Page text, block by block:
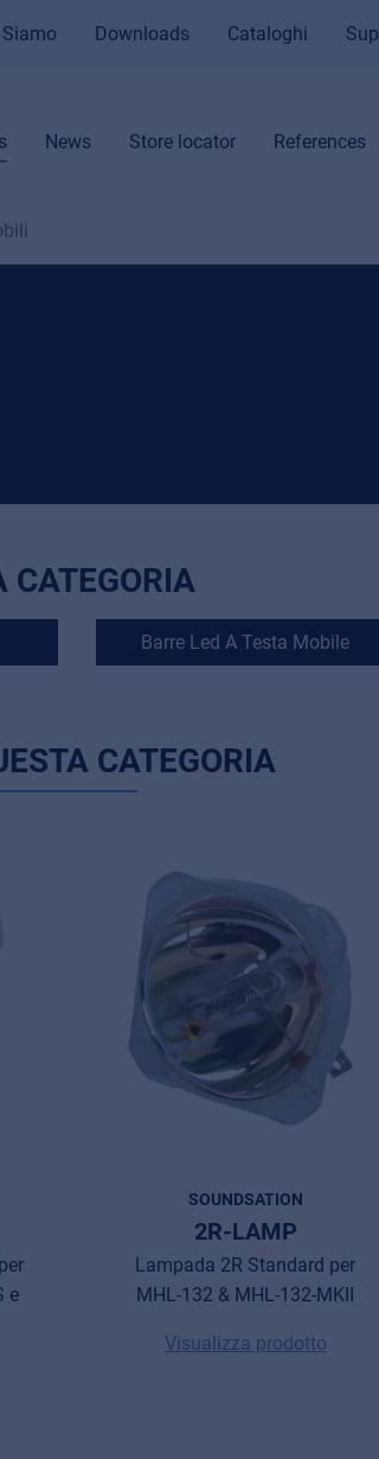
Downloads Cataloghi
News Store locator References
CATEGORIA
Barre Led A Testa Mobile
CATEGORIA
e
SOUNDSATION
2R-LAMP
Lampada 2R Standard per
MHL-132 & MHL-132-MKII
Visualizza prodotto